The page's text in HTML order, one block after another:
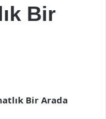
Bir
Bir Arada